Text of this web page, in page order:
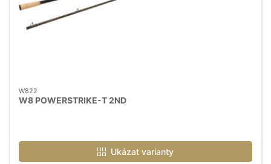
W822
W8 POWERSTRIKE-T 2ND
Ukázat varianty